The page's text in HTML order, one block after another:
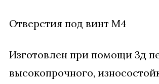
Отверстия под винт М4
Изготовлен при помощи 3д
высокопрочного,